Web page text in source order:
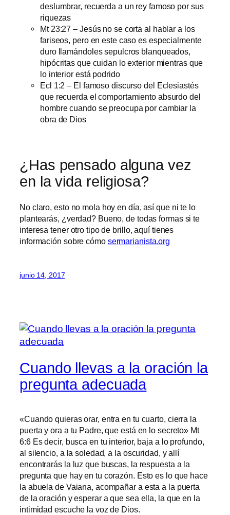
deslumbrar, recuerda a un rey famoso por sus
riquezas
Mt 23:27 – Jesús no se corta al hablar a los
fariseos, pero en este caso es especialmente
duro llamándoles sepulcros blanqueados,
hipócritas que cuidan lo exterior mientras que
lo interior está podrido
Ecl 1:2 – El famoso discurso del Eclesiastés
que recuerda el comportamiento absurdo del
hombre cuando se preocupa por cambiar la
obra de Dios
¿Has pensado alguna vez
en la vida religiosa?
No claro, esto no mola hoy en día, así que ni te lo
plantearás, ¿verdad? Bueno, de todas formas si te
interesa tener otro tipo de brillo, aquí tienes
información sobre cómo sermarianista.org
junio 14, 2017
Cuando llevas a la oración la
pregunta adecuada
«Cuando quieras orar, entra en tu cuarto, cierra la
puerta y ora a tu Padre, que está en lo secreto» Mt
6:6 Es decir, busca en tu interior, baja a lo profundo,
al silencio, a la soledad, a la oscuridad, y allí
encontrarás la luz que buscas, la respuesta a la
pregunta que hay en tu corazón. Esto es lo que hace
la abuela de Vaiana, acompañar a esta a la puerta
de la oración y esperar a que sea ella, la que en la
intimidad escuche la voz de Dios.